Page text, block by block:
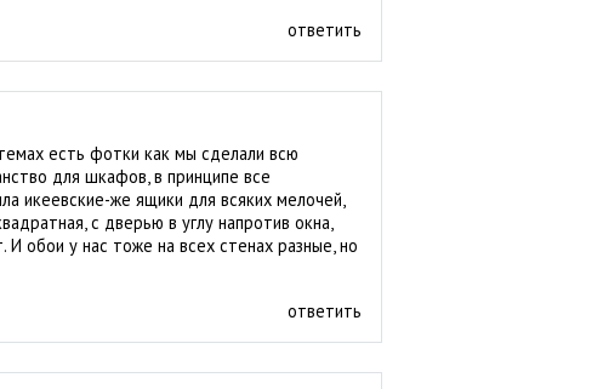
ответить
есть фотки как мы сделали всю
для шкафов, в принципе все
икеевские-же ящики для всяких мелочей,
с дверью в углу напротив окна,
обои у нас тоже на всех стенах разные, но
ответить